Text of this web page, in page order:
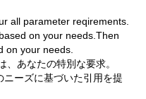
all parameter reqirements.
on your needs.Then
on your needs.
、あなたの特別な要求。
ーズに基づいた引用を提